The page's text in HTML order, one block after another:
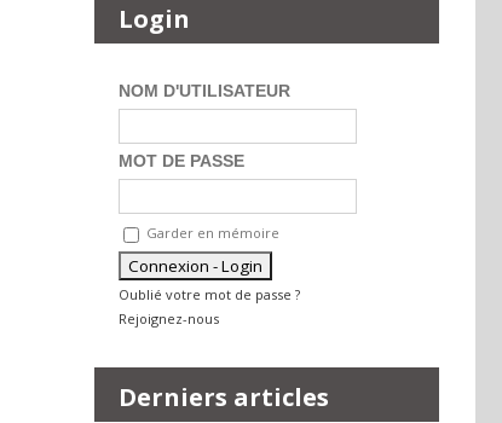
Login
NOM D'UTILISATEUR
MOT DE PASSE
Garder en mémoire
Oublié votre mot de passe ?
Rejoignez-nous
Derniers articles